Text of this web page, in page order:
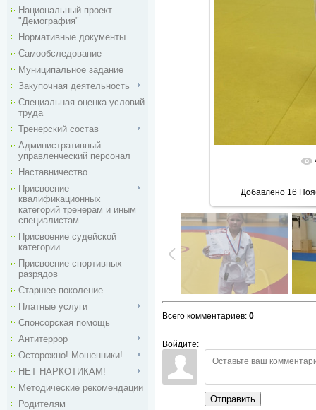
Национальный проект
"Демография"
Нормативные документы
Самообследование
Муниципальное задание
Закупочная деятельность
Специальная оценка условий
труда
Тренерский состав
Административный
управленческий персонал
Наставничество
Присвоение
квалификационных
категорий тренерам и иным
специалистам
Присвоение судейской
категории
Присвоение спортивных
разрядов
Старшее поколение
Платные услуги
Спонсорская помощь
Антитеррор
Осторожно! Мошенники!
НЕТ НАРКОТИКАМ!
Методические рекомендации
Родителям
В
Добавлено 16
Всего комментариев: 0
Войдите:
Отправить